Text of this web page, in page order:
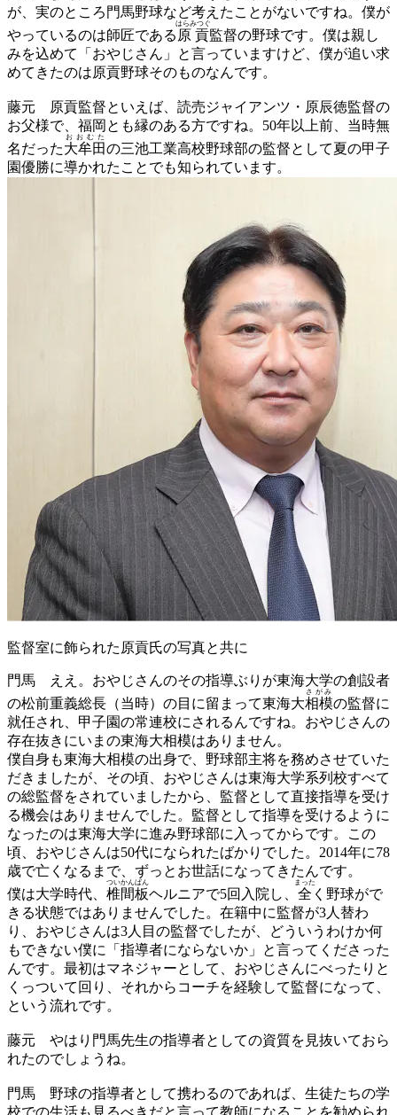
が、実のところ門馬野球など考えたことがないですね。僕が
やっているのは師匠である 原貢
はらみつぐ
監督の野球です。僕は親し
みを込めて「おやじさん」と言っていますけど、僕が追い求
めてきたのは原貢野球そのものなんです。
藤元 原貢監督といえば、読売ジャイアンツ・原辰徳監督の
お父様で、福岡とも縁のある方ですね。50年以上前、当時無
名だった大牟田
おおむた
の三池工業高校野球部の監督として夏の甲子
園優勝に導かれたことでも知られています。
監督室に飾られた原貢氏の写真と共に
門馬 ええ。おやじさんのその指導ぶりが東海大学の創設者
の松前重義総長（当時）の目に留まって東海大相模
さがみ
の監督に
就任され、甲子園の常連校にされるんですね。おやじさんの
存在抜きにいまの東海大相模はありません。
僕自身も東海大相模の出身で、野球部主将を務めさせていた
だきましたが、その頃、おやじさんは東海大学系列校すべて
の総監督をされていましたから、監督として直接指導を受け
る機会はありませんでした。監督として指導を受けるように
なったのは東海大学に進み野球部に入ってからです。この
頃、おやじさんは50代になられたばかりでした。2014年に78
歳で亡くなるまで、ずっとお世話になってきたんです。
僕は大学時代、 椎間板
ついかんばん
ヘルニアで5回入院し、 全
まった
く野球がで
きる状態ではありませんでした。在籍中に監督が3人替わ
り、おやじさんは3人目の監督でしたが、どういうわけか何
もできない僕に「指導者にならないか」と言ってくださった
んです。最初はマネジャーとして、おやじさんにべったりと
くっついて回り、それからコーチを経験して監督になって、
という流れです。
藤元 やはり門馬先生の指導者としての資質を見抜いておら
れたのでしょうね。
門馬 野球の指導者として携わるのであれば、生徒たちの学
校での生活も見るべきだと言って教師になることを勧められ